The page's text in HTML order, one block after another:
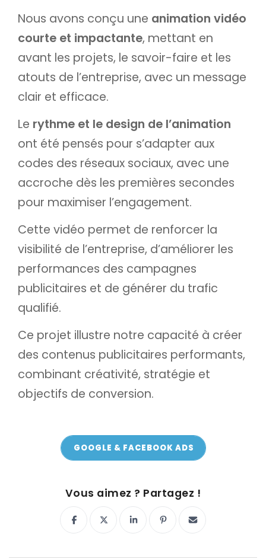
Nous avons conçu une animation vidéo
courte et impactante, mettant en
avant les projets, le savoir-faire et les
atouts de l’entreprise, avec un message
clair et efficace.
Le rythme et le design de l’animation
ont été pensés pour s’adapter aux
codes des réseaux sociaux, avec une
accroche dès les premières secondes
pour maximiser l’engagement.
Cette vidéo permet de renforcer la
visibilité de l’entreprise, d’améliorer les
performances des campagnes
publicitaires et de générer du trafic
qualifié.
Ce projet illustre notre capacité à créer
des contenus publicitaires performants,
combinant créativité, stratégie et
objectifs de conversion.
ON Y VA !
GOOGLE & FACEBOOK ADS
Vous aimez ? Partagez !